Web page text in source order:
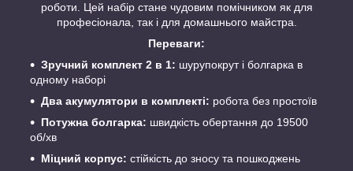
роботи. Цей набір стане чудовим помічником як для
професіонала, так і для домашнього майстра.
Переваги:
Зручний комплект 2 в 1: шурупокрут і болгарка в
одному наборі
Два акумулятори в комплекті: робота без простоїв
Потужна болгарка: швидкість обертання до 19500
об/хв
Міцний корпус: стійкість до зносу та пошкоджень